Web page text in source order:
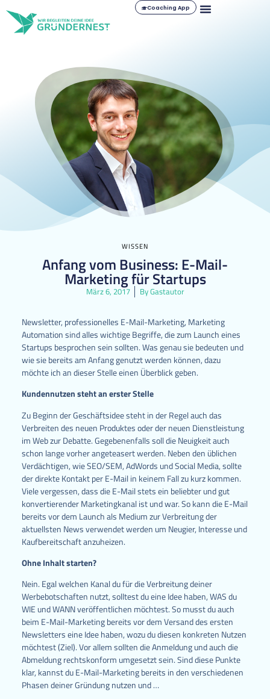
Coaching App
WISSEN
Anfang vom Business: E-Mail-
Marketing für Startups
März 6, 2017 ByGastautor
Newsletter, professionelles E-Mail-Marketing, Marketing
Automation sind alles wichtige Begriffe, die zum Launch eines
Startups besprochen sein sollten. Was genau sie bedeuten und
wie sie bereits am Anfang genutzt werden können, dazu
möchte ich an dieser Stelle einen Überblick geben.
Kundennutzen steht an erster Stelle
Zu Beginn der Geschäftsidee steht in der Regel auch das
Verbreiten des neuen Produktes oder der neuen Dienstleistung
im Web zur Debatte. Gegebenenfalls soll die Neuigkeit auch
schon lange vorher angeteasert werden. Neben den üblichen
Verdächtigen, wie SEO/SEM, AdWords und Social Media, sollte
der direkte Kontakt per E-Mail in keinem Fall zu kurz kommen.
Viele vergessen, dass die E-Mail stets ein beliebter und gut
konvertierender Marketingkanal ist und war. So kann die E-Mail
bereits vor dem Launch als Medium zur Verbreitung der
aktuellsten News verwendet werden um Neugier, Interesse und
Kaufbereitschaft anzuheizen.
Ohne Inhalt starten?
Nein. Egal welchen Kanal du für die Verbreitung deiner
Werbebotschaften nutzt, solltest du eine Idee haben, WAS du
WIE und WANN veröffentlichen möchtest. So musst du auch
beim E-Mail-Marketing bereits vor dem Versand des ersten
Newsletters eine Idee haben, wozu du diesen konkreten Nutzen
möchtest (Ziel). Vor allem sollten die Anmeldung und auch die
Abmeldung rechtskonform umgesetzt sein. Sind diese Punkte
klar, kannst du E-Mail-Marketing bereits in den verschiedenen
Phasen deiner Gründung nutzen und …